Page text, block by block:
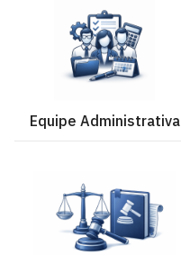
Equipe Administrativa